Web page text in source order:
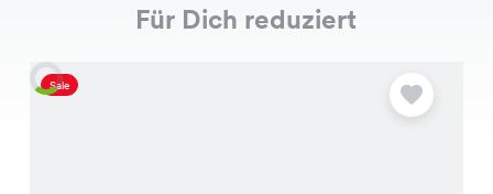
Für Dich reduziert
Sale